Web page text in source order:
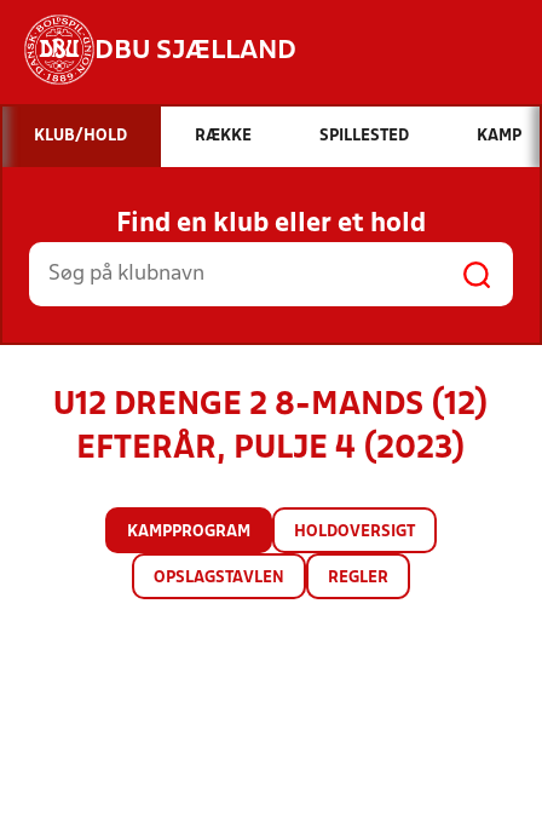
DBU SJÆLLAND
Hvad vil du søge efter?
INDHOLD OG NYHEDER
STILLINGER, RESULTATER, KLUBBER OG
HOLD
KLUB/HOLD RÆKKE SPILLESTED KAMP
Find en klub eller et hold
U12 DRENGE 2 8-MANDS (12)
EFTERÅR, PULJE 4 (2023)
KAMPPROGRAM HOLDOVERSIGT
OPSLAGSTAVLEN REGLER